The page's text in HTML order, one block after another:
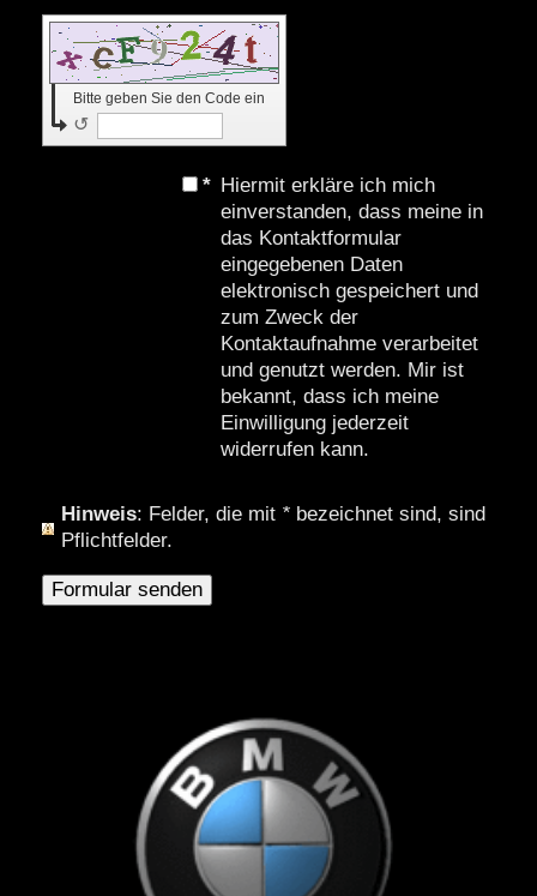
Bitte geben Sie den Code ein
↺
* Hiermit erkläre ich mich
einverstanden, dass meine in
das Kontaktformular
eingegebenen Daten
elektronisch gespeichert und
zum Zweck der
Kontaktaufnahme verarbeitet
und genutzt werden. Mir ist
bekannt, dass ich meine
Einwilligung jederzeit
widerrufen kann.
Hinweis : Felder, die mit * bezeichnet sind, sind
Pflichtfelder.